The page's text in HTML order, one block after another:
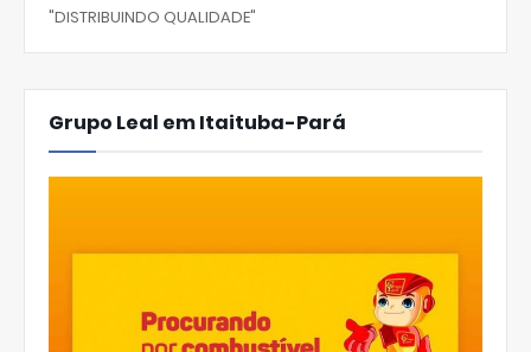
"DISTRIBUINDO QUALIDADE"
Grupo Leal em Itaituba-Pará